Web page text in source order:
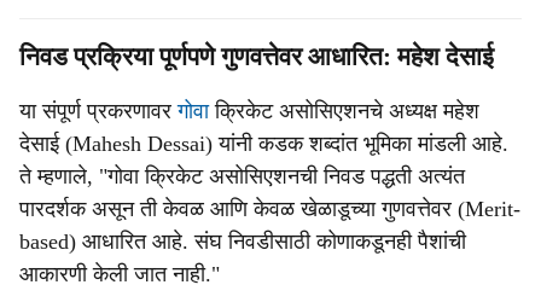
निवड प्रक्रिया पूर्णपणे गुणवत्तेवर आधारित: महेश देसाई
या संपूर्ण प्रकरणावरगोवाक्रिकेट असोसिएशनचे अध्यक्ष महेश
देसाई (Mahesh Dessai) यांनी कडक शब्दांत भूमिका मांडली आहे.
ते म्हणाले, "गोवा क्रिकेट असोसिएशनची निवड पद्धती अत्यंत
पारदर्शक असून ती केवळ आणि केवळ खेळाडूच्या गुणवत्तेवर (Merit-
based) आधारित आहे. संघ निवडीसाठी कोणाकडूनही पैशांची
आकारणी केली जात नाही."